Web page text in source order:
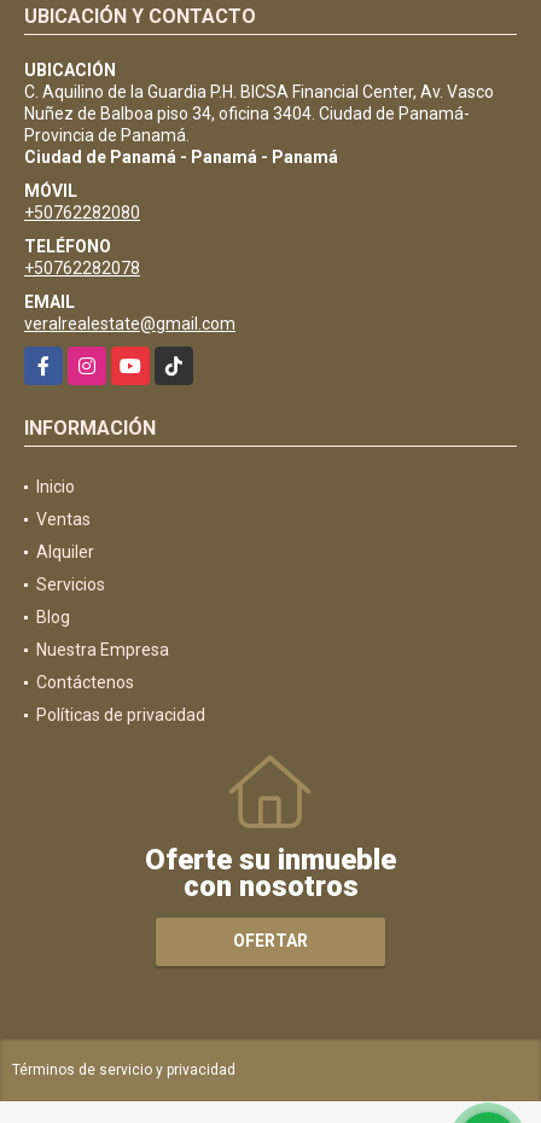
UBICACIÓN Y CONTACTO
UBICACIÓN
C. Aquilino de la Guardia P.H. BICSA Financial Center, Av. Vasco
Nuñez de Balboa piso 34, oficina 3404. Ciudad de Panamá-
Provincia de Panamá.
Ciudad de Panamá - Panamá - Panamá
MÓVIL
+50762282080
TELÉFONO
+50762282078
EMAIL
veralrealestate@gmail.com
FacebookInstagramYouTubeTikTok
INFORMACIÓN
Inicio
Ventas
Alquiler
Servicios
Blog
Nuestra Empresa
Contáctenos
Políticas de privacidad
Oferte su inmueble
con nosotros
OFERTAR
Términos de servicio y privacidad